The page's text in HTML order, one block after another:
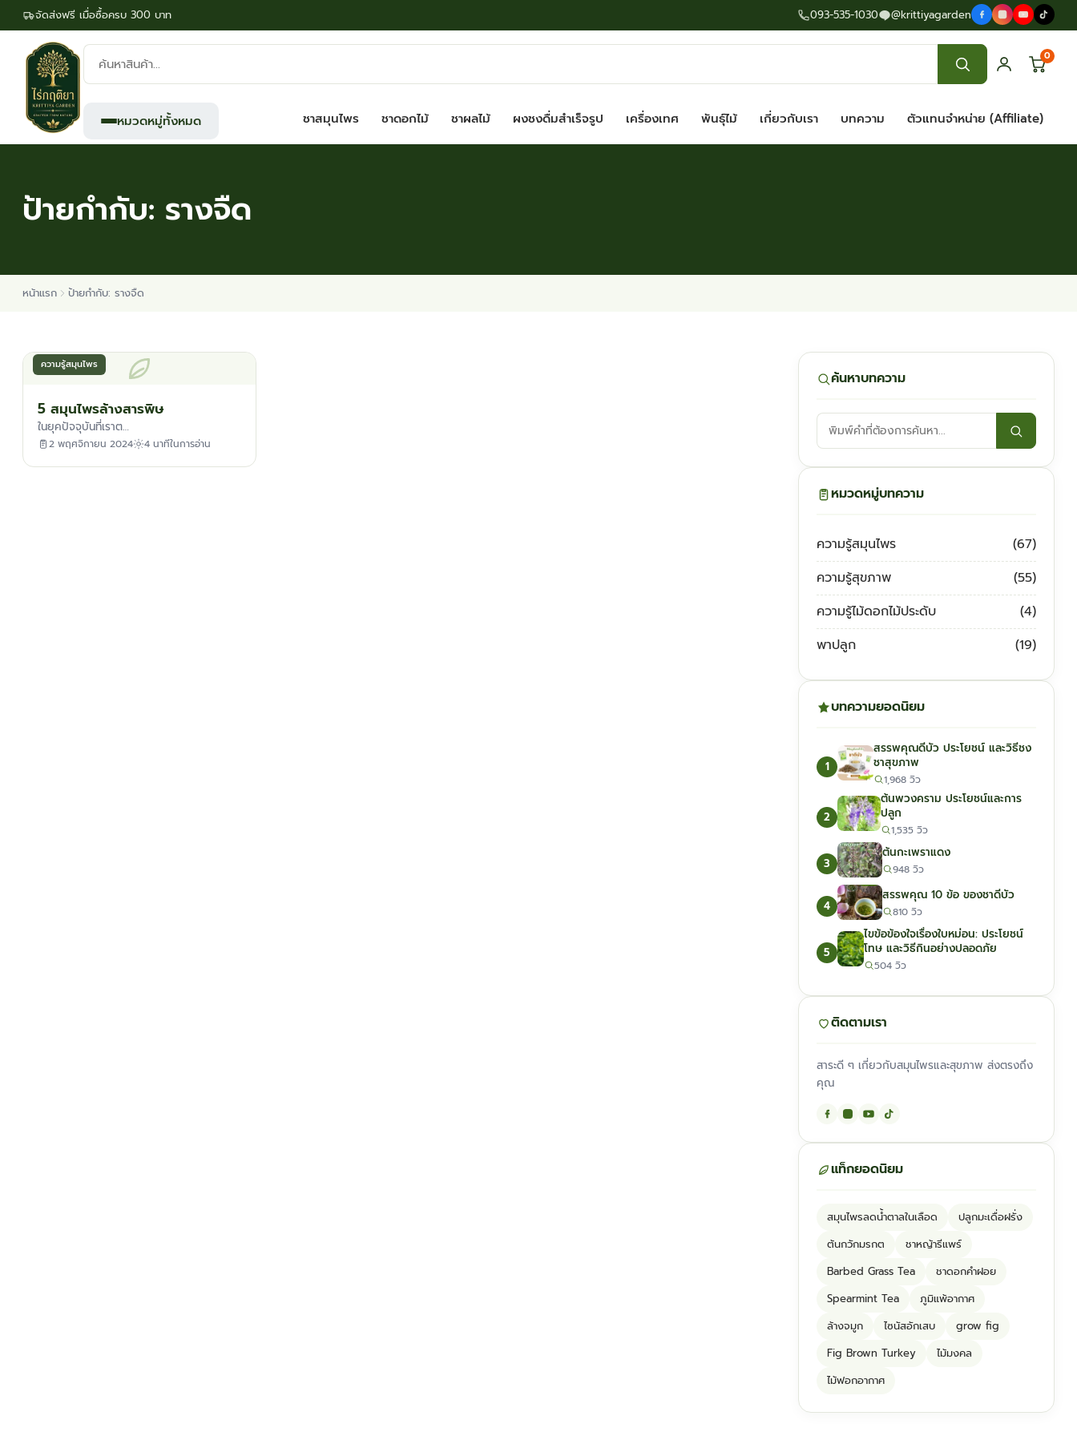
จัดส่งฟรี เมื่อซื้อครบ 300 บาท 093-535-1030 @krittiyagarden
ค้นหา
สินค้า:
0
หมวดหมู่ทั้งหมด ชาสมุนไพร ชาดอกไม้ ชาผลไม้ ผงชงดื่มสำเร็จรูป เครื่องเทศ พันธุ์ไม้ เกี่ยวกับเรา บทความ ตัวแทนจำหน่าย (Affiliate)
ป้ายกำกับ: รางจืด
หน้าแรก ป้ายกำกับ: รางจืด
ความรู้สมุนไพร
5 สมุนไพรล้างสารพิษ
ในยุคปัจจุบันที่เราต…
2 พฤศจิกายน 2024 4 นาทีในการอ่าน
ค้นหาบทความ
ค้นหา
บทความ:
หมวดหมู่บทความ
ความรู้สมุนไพร
(67)
ความรู้สุขภาพ
(55)
ความรู้ไม้ดอกไม้ประดับ
(4)
พาปลูก
(19)
บทความยอดนิยม
1
สรรพคุณดีบัว ประโยชน์ และวิธีชง
ชาสุขภาพ
1,968 วิว
2
ต้นพวงคราม ประโยชน์และการ
ปลูก
1,535 วิว
3
ต้นกะเพราแดง
948 วิว
4
สรรพคุณ 10 ข้อ ของชาดีบัว
810 วิว
5
ไขข้อข้องใจเรื่องใบหม่อน: ประโยชน์
โทษ และวิธีกินอย่างปลอดภัย
504 วิว
ติดตามเรา
สาระดี ๆ เกี่ยวกับสมุนไพรและสุขภาพ ส่งตรงถึง
คุณ
แท็กยอดนิยม
สมุนไพรลดน้ำตาลในเลือด
ปลูกมะเดื่อฝรั่ง
ต้นกวักมรกต
ชาหญ้ารีแพร์
Barbed Grass Tea
ชาดอกคำฝอย
Spearmint Tea
ภูมิแพ้อากาศ
ล้างจมูก
ไซนัสอักเสบ
grow fig
Fig Brown Turkey
ไม้มงคล
ไม้ฟอกอากาศ